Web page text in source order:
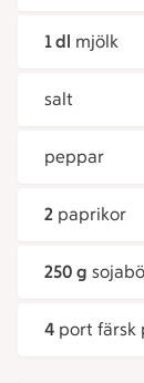
1 dl mjölk
salt
peppar
2 paprikor
250 g
4 port färsk